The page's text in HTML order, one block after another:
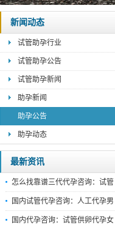
新闻动态
试管助孕行业
试管助孕公告
试管助孕新闻
助孕新闻
助孕公告
助孕动态
最新资讯
怎么找靠谱三代代孕咨询：试管
国内试管代孕咨询：人工代孕男
国内代孕咨询：试管供卵代孕女